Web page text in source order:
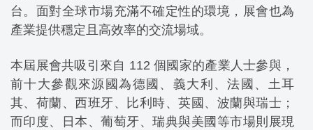
台。面對全球市場充滿不確定性的環境，展會也為
產業提供穩定且高效率的交流場域。
本屆展會共吸引來自 112 個國家的產業人士參與，
前十大參觀來源國為德國、義大利、法國、土耳
其、荷蘭、西班牙、比利時、英國、波蘭與瑞士；
而印度、日本、葡萄牙、瑞典與美國等市場則展現